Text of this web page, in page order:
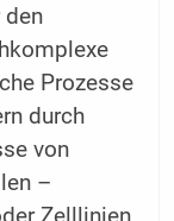
Prozesse
durch
von
–